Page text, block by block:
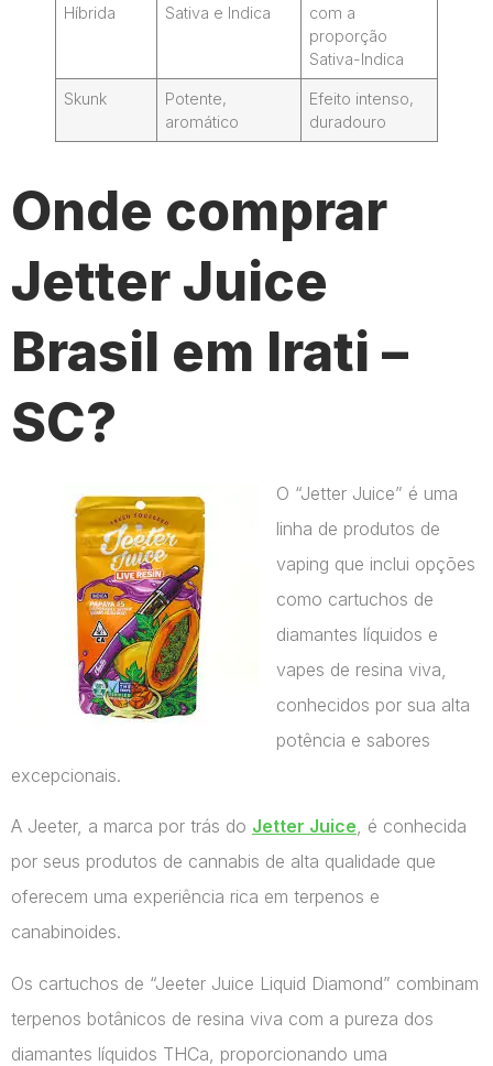
Híbrida
Sativa e Indica
com a
proporção
Sativa-Indica
Skunk
Potente,
aromático
Efeito intenso,
duradouro
Onde comprar
Jetter Juice
Brasil em Irati –
SC?
O “Jetter Juice” é uma
linha de produtos de
vaping que inclui opções
como cartuchos de
diamantes líquidos e
vapes de resina viva,
conhecidos por sua alta
potência e sabores
excepcionais.
A Jeeter, a marca por trás do Jetter Juice, é conhecida
por seus produtos de cannabis de alta qualidade que
oferecem uma experiência rica em terpenos e
canabinoides.
Os cartuchos de “Jeeter Juice Liquid Diamond” combinam
terpenos botânicos de resina viva com a pureza dos
diamantes líquidos THCa, proporcionando uma